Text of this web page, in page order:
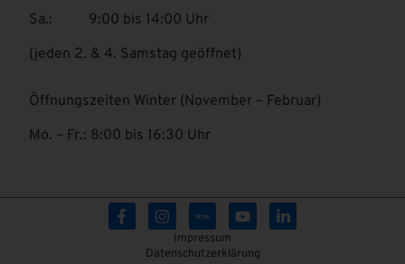
Sa.: 9:00 bis 14:00 Uhr
(jeden 2. & 4. Samstag geöffnet)
Öffnungszeiten Winter (November – Februar)
Mo. – Fr.: 8:00 bis 16:30 Uhr
Impressum
Datenschutzerklärung